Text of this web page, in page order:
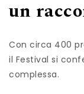
un
Con circa 400
il Festival si
complessa.